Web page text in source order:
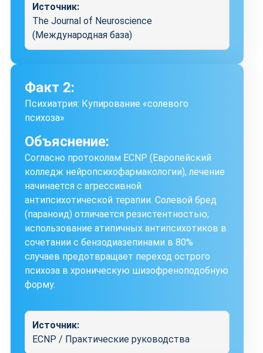
Источник:
The Journal of Neuroscience
(Международная база)
Факт 2:
Психиатрия: Купирование «солевого
психоза»
Объяснение:
Согласно протоколам ECNP (Европейский
колледж нейропсихофармакологии), лечение
начинается с агрессивной
антипсихотической терапии. Солевой бред
(параноид) отличается резистентностью;
использование атипичных антипсихотиков в
сочетании с бензодиазепинами в 80%
случаев предотвращает переход острого
психоза в хроническую шизофреноподобную
форму.
Источник:
ECNP / Практические руководства